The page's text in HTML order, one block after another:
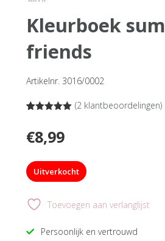
kleurboek summer
friends
Artikelnr. 3016/0002
gebaseerd
op
(2 klantbeoordelingen)
€8,99
Uitverkocht
Toevoegen aan verlanglijst
Persoonlijk en vertrouwd